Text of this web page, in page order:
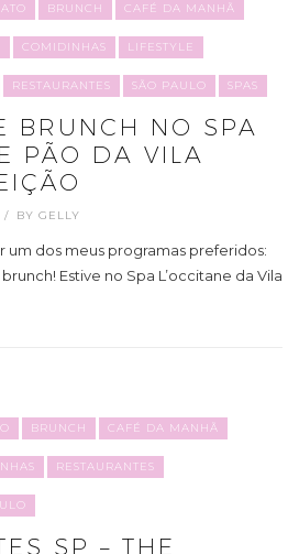
BRUNCH CAFÉ DA MANHÃ
COMIDINHAS LIFESTYLE
RESTAURANTES SÃO PAULO SPAS
BRUNCH NO SPA
PÃO DA VILA
BY GELLY
um dos meus programas preferidos:
Estive no Spa L’occitane da Vila
BRUNCH CAFÉ DA MANHÃ
RESTAURANTES
SP – THE